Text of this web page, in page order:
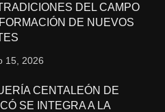
DEL CAMPO
DE NUEVOS
15, 2026
CENTALEÓN DE
SE INTEGRA A LA